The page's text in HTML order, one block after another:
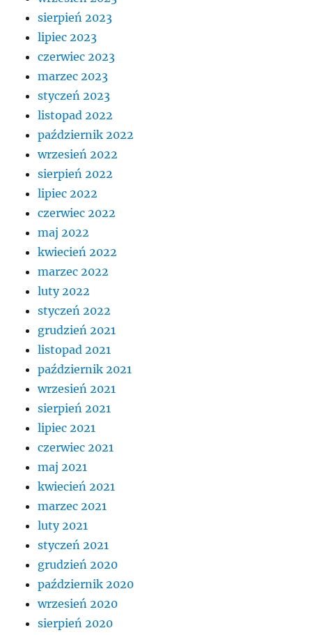
sierpień 2023
lipiec 2023
czerwiec 2023
marzec 2023
styczeń 2023
listopad 2022
październik 2022
wrzesień 2022
sierpień 2022
lipiec 2022
czerwiec 2022
maj 2022
kwiecień 2022
marzec 2022
luty 2022
styczeń 2022
grudzień 2021
listopad 2021
październik 2021
wrzesień 2021
sierpień 2021
lipiec 2021
czerwiec 2021
maj 2021
kwiecień 2021
marzec 2021
luty 2021
styczeń 2021
grudzień 2020
październik 2020
wrzesień 2020
sierpień 2020